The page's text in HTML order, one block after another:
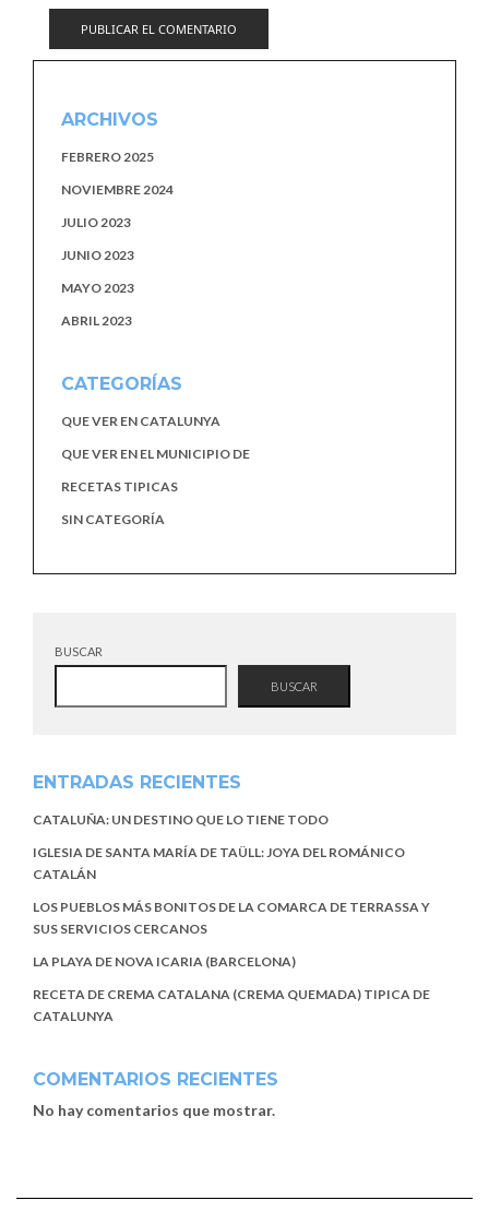
ARCHIVOS
FEBRERO 2025
NOVIEMBRE 2024
JULIO 2023
JUNIO 2023
MAYO 2023
ABRIL 2023
CATEGORÍAS
QUE VER EN CATALUNYA
QUE VER EN EL MUNICIPIO DE
RECETAS TIPICAS
SIN CATEGORÍA
BUSCAR
BUSCAR
ENTRADAS RECIENTES
CATALUÑA: UN DESTINO QUE LO TIENE TODO
IGLESIA DE SANTA MARÍA DE TAÜLL: JOYA DEL ROMÁNICO
CATALÁN
LOS PUEBLOS MÁS BONITOS DE LA COMARCA DE TERRASSA Y
SUS SERVICIOS CERCANOS
LA PLAYA DE NOVA ICARIA (BARCELONA)
RECETA DE CREMA CATALANA (CREMA QUEMADA) TIPICA DE
CATALUNYA
COMENTARIOS RECIENTES
No hay comentarios que mostrar.